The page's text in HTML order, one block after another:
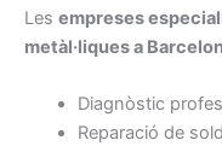
Les empreses
metàl·liques a
Diagnòstic
Reparació de